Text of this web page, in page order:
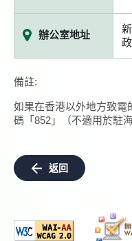
辦公室地址
備註:
如果在香港以外地方致電
碼「852」（不適用於駐
返回